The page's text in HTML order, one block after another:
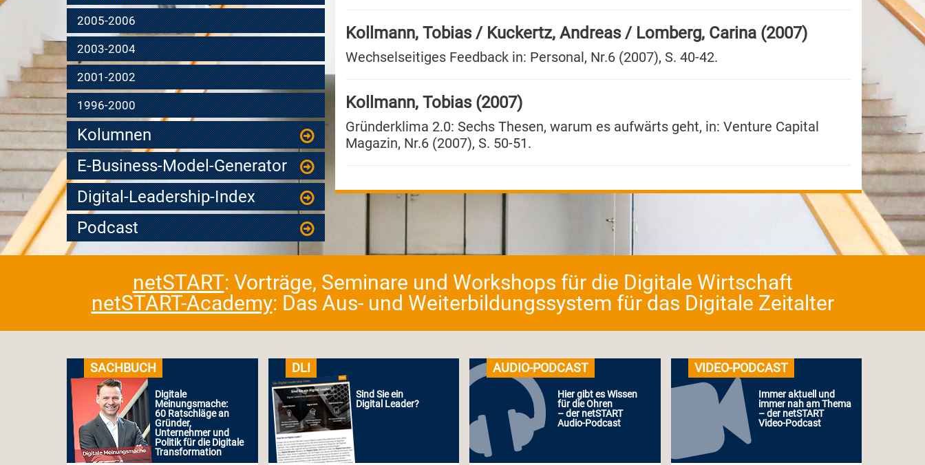
2005-2006
2003-2004
2001-2002
1996-2000
Kolumnen
E-Business-Model-Generator
Digital-Leadership-Index
Podcast
Kollmann, Tobias / Kuckertz, Andreas / Lomberg, Carina (2007)
Wechselseitiges Feedback in: Personal, Nr.6 (2007), S. 40-42.
Kollmann, Tobias (2007)
Gründerklima 2.0: Sechs Thesen, warum es aufwärts geht, in: Venture Capital
Magazin, Nr.6 (2007), S. 50-51.
netSTART: Vorträge, Seminare und Workshops für die Digitale Wirtschaft
netSTART-Academy: Das Aus- und Weiterbildungssystem für das Digitale Zeitalter
SACHBUCH
Digitale
Meinungsmache:
60 Ratschläge an
Gründer,
Unternehmer und
Politik für die Digitale
Transformation
DLI
Sind Sie ein
Digital Leader?
AUDIO-PODCAST
Hier gibt es Wissen
für die Ohren
– der netSTART
Audio-Podcast
VIDEO-PODCAST
Immer aktuell und
immer nah am Thema
– der netSTART
Video-Podcast